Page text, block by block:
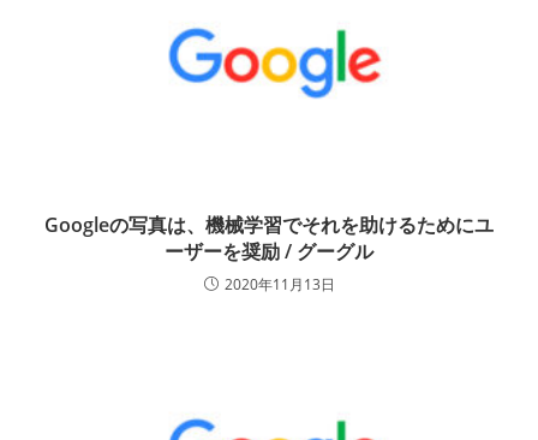
Googleの写真は、機械学習でそれを助けるためにユ
ーザーを奨励 / グーグル
2020年11月13日